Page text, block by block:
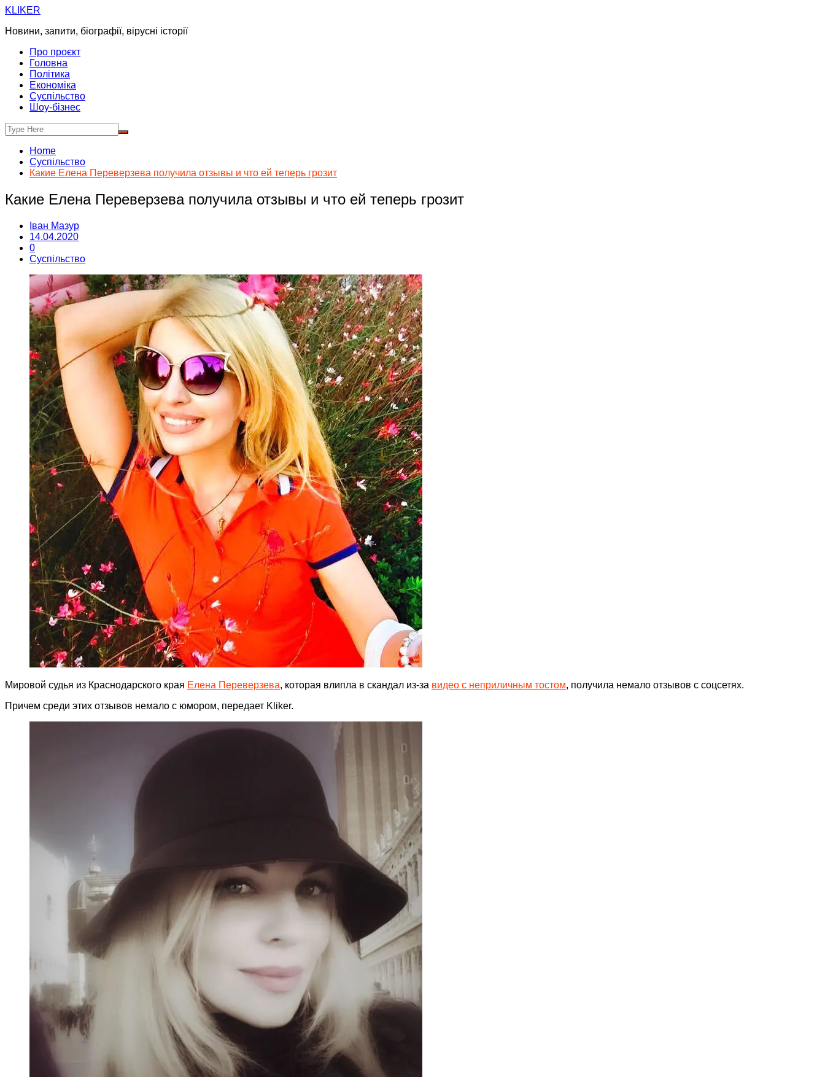
Skip
content
KLIKER
Новини, запити, біографії, вірусні історії
Про проєкт
Головна
Політика
Економіка
Суспільство
Шоу-бізнес
Home
Суспільство
Какие Елена Переверзева получила отзывы и что ей теперь грозит
Какие Елена Переверзева получила отзывы и что ей теперь грозит
Іван Мазур
14.04.2020
0
Суспільство
Мировой судья из Краснодарского края Елена Переверзева, которая влипла в скандал из-за видео с неприличным тостом, получила немало отзывов с соцсетях.
Причем среди этих отзывов немало с юмором, передает Kliker.